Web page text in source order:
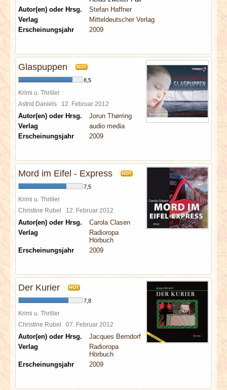
Autor(en) oder Hrsg.
Stefan Haffner
Verlag
Mitteldeutscher Verlag
Erscheinungsjahr
2009
Glaspuppen HOT
8,5
Krimi u. Thriller
Astrid Daniels 12. Februar 2012
Autor(en) oder Hrsg.
Jorun Thørring
Verlag
audio media
Erscheinungsjahr
2009
Mord im Eifel - Express HOT
7,5
Krimi u. Thriller
Christine Rubel 12. Februar 2012
Autor(en) oder Hrsg.
Carola Clasen
Verlag
Radioropa
Hörbuch
Erscheinungsjahr
2009
Der Kurier HOT
7,8
Krimi u. Thriller
Christine Rubel 07. Februar 2012
Autor(en) oder Hrsg.
Jacques Berndorf
Verlag
Radioropa
Hörbuch
Erscheinungsjahr
2009